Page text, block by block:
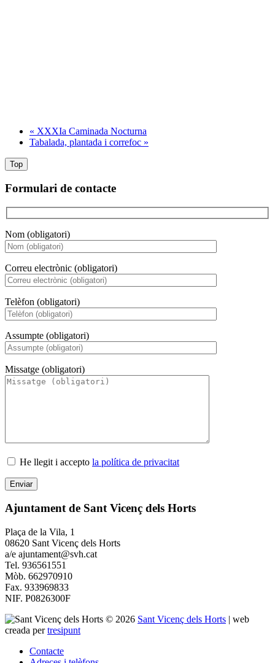
« XXXIa Caminada Nocturna
Tabalada, plantada i correfoc »
Top
Formulari de contacte
Nom (obligatori)
Correu electrònic (obligatori)
Telèfon (obligatori)
Assumpte (obligatori)
Missatge (obligatori)
He llegit i accepto la política de privacitat
Ajuntament de Sant Vicenç dels Horts
Plaça de la Vila, 1
08620 Sant Vicenç dels Horts
a/e ajuntament@svh.cat
Tel. 936561551
Mòb. 662970910
Fax. 933969833
NIF. P0826300F
© 2026 Sant Vicenç dels Horts | web
creada pertresipunt
Contacte